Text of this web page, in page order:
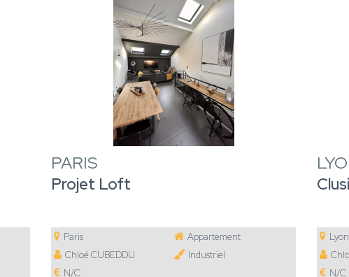
PARIS
Projet Loft
Paris
Appartement
Chloé CUBEDDU
Industriel
N/C
Lyon
N/C